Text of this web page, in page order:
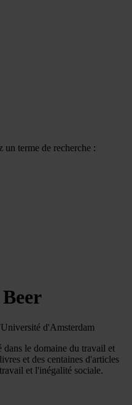
un terme de recherche :
d'Amsterdam
dans le domaine du travail et
et des centaines d'articles
et l'inégalité sociale.